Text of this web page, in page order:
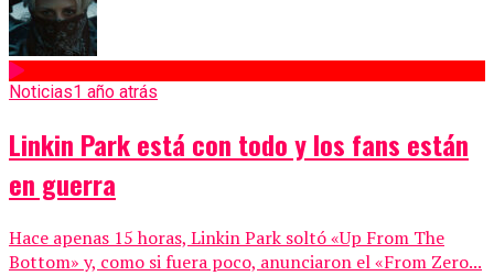
Noticias1 año atrás
Linkin Park está con todo y los fans están
en guerra
Hace apenas 15 horas, Linkin Park soltó «Up From The
Bottom» y, como si fuera poco, anunciaron el «From Zero...